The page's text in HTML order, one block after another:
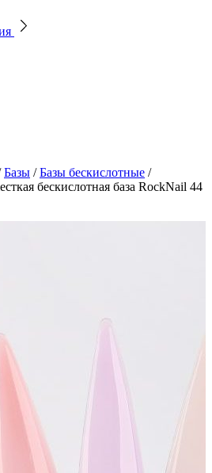
Базы /Базы бескислотные /
бескислотная база RockNail 44